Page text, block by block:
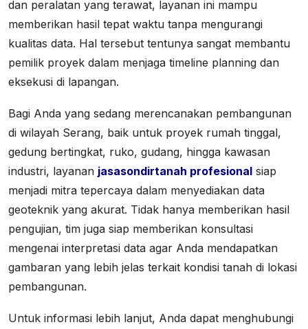
dan peralatan yang terawat, layanan ini mampu
memberikan hasil tepat waktu tanpa mengurangi
kualitas data. Hal tersebut tentunya sangat membantu
pemilik proyek dalam menjaga timeline planning dan
eksekusi di lapangan.
Bagi Anda yang sedang merencanakan pembangunan
di wilayah Serang, baik untuk proyek rumah tinggal,
gedung bertingkat, ruko, gudang, hingga kawasan
industri, layanan jasasondirtanah profesional siap
menjadi mitra tepercaya dalam menyediakan data
geoteknik yang akurat. Tidak hanya memberikan hasil
pengujian, tim juga siap memberikan konsultasi
mengenai interpretasi data agar Anda mendapatkan
gambaran yang lebih jelas terkait kondisi tanah di lokasi
pembangunan.
Untuk informasi lebih lanjut, Anda dapat menghubungi